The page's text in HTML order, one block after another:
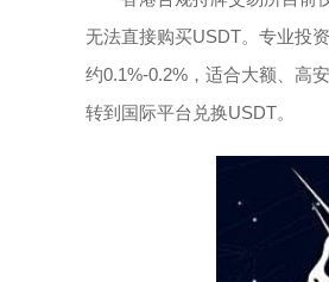
无法直接购买USDT。专业投
约0.1%-0.2%，适合大额、高
转到国际平台兑换USDT。